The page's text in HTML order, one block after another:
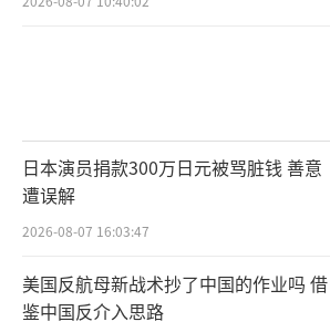
日本演员捐款300万日元被骂脏钱 善意
遭误解
2026-08-07 16:03:47
美国反航母新战术抄了中国的作业吗 借
鉴中国反介入思路